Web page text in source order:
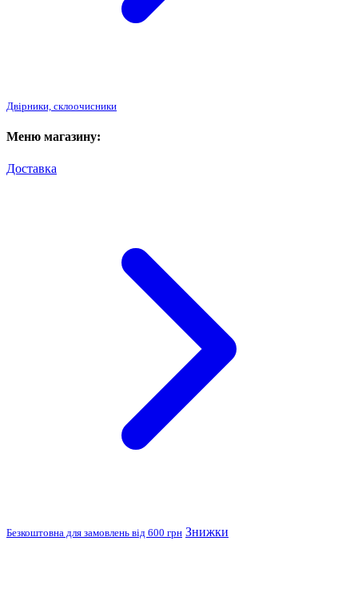
Двірники, склоочисники
Меню магазину:
Доставка
Безкоштовна для замовлень від 600 грн Знижки